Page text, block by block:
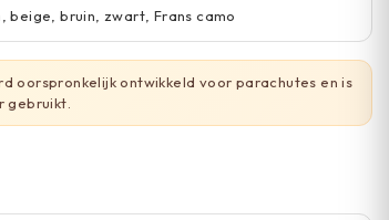
bruin, zwart, Frans camo
oorspronkelijk ontwikkeld voor parachutes en is
gebruikt.